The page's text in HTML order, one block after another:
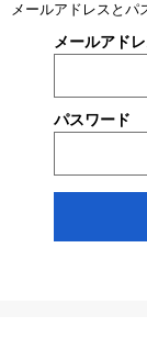
メールアドレスとパ
メールアド
パスワード